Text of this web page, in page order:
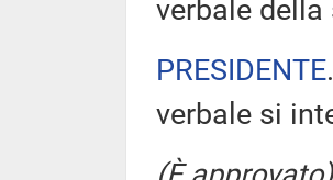
verbale
PRESIDENTE
verbale si